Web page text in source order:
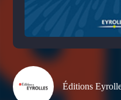
Éditions